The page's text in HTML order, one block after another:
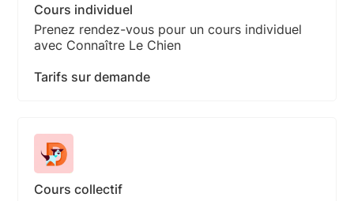
Cours individuel
Prenez rendez-vous pour un cours individuel
avec Connaître Le Chien
Tarifs sur demande
Cours collectif